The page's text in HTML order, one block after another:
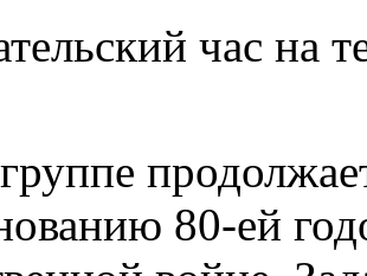
час на
80-ей